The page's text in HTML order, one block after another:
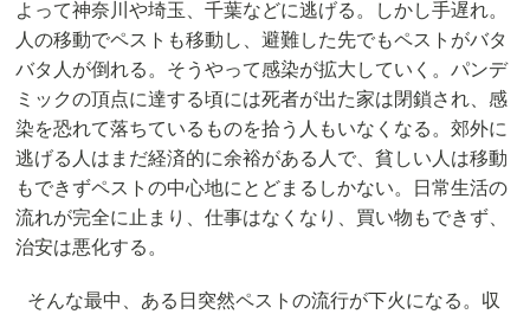
よって神奈川や埼玉、千葉などに逃げる。しかし手遅れ。
人の移動でペストも移動し、避難した先でもペストがバタ
バタ人が倒れる。そうやって感染が拡大していく。パンデ
ミックの頂点に達する頃には死者が出た家は閉鎖され、感
染を恐れて落ちているものを拾う人もいなくなる。郊外に
逃げる人はまだ経済的に余裕がある人で、貧しい人は移動
もできずペストの中心地にとどまるしかない。日常生活の
流れが完全に止まり、仕事はなくなり、買い物もできず、
治安は悪化する。
そんな最中、ある日突然ペストの流行が下火になる。収